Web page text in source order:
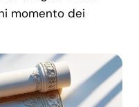
momento dei